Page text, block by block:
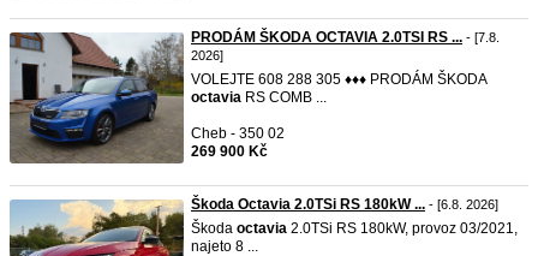
PRODÁM ŠKODA OCTAVIA 2.0TSI RS ... - [7.8.
2026]
VOLEJTE 608 288 305 ♦♦♦ PRODÁM ŠKODA
octavia RS COMB ...
Cheb - 350 02
269 900 Kč
Škoda Octavia 2.0TSi RS 180kW ... - [6.8. 2026]
Škoda octavia 2.0TSi RS 180kW, provoz 03/2021,
najeto 8 ...